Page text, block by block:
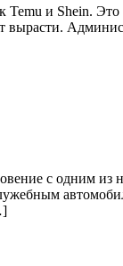
и Shein.
с одним